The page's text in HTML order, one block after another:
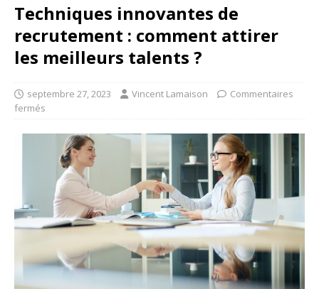
Techniques innovantes de
recrutement : comment attirer
les meilleurs talents ?
septembre 27, 2023 Vincent Lamaison
Commentaires
fermés